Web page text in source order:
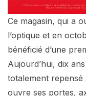
Ce magasin, qui a
l’optique et en
bénéficié d’une
Aujourd’hui, dix
totalement
ouvre ses portes,